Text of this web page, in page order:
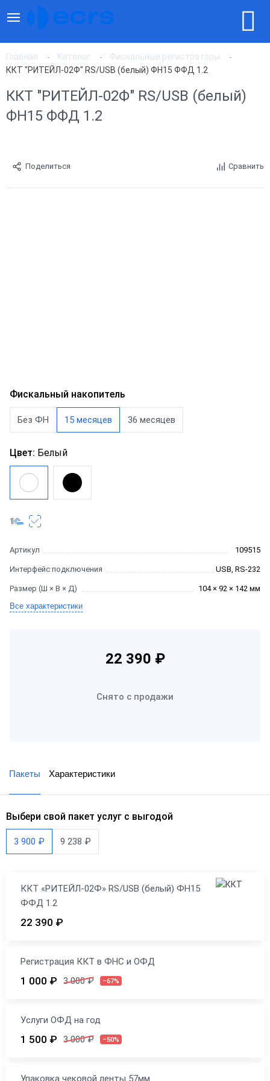
Главная Каталог
Фискальные регистраторы
ККТ "РИТЕЙЛ-02Ф" RS/USB (белый) ФН15 ФФД 1.2
ККТ "РИТЕЙЛ-02Ф" RS/USB (белый)
ФН15 ФФД 1.2
Поделиться Сравнить
Фискальный накопитель
Без ФН 15 месяцев 36 месяцев
Цвет: Белый
Артикул 109515
Интерфейс подключения USB, RS-232
Размер (Ш × В × Д)
104 × 92 × 142 мм
Все характеристики
22 390 ₽
Снято с продажи
Пакеты Характеристики
Выбери свой пакет услуг с выгодой
3 900 ₽ 9 238 ₽
ККТ «РИТЕЙЛ-02Ф» RS/USB (белый) ФН15
ФФД 1.2
22 390 ₽
Регистрация ККТ в ФНС и ОФД
1 000 ₽ 3 000 ₽ –67%
Услуги ОФД на год
1 500 ₽ 3 000 ₽ –50%
Упаковка чековой ленты 57мм